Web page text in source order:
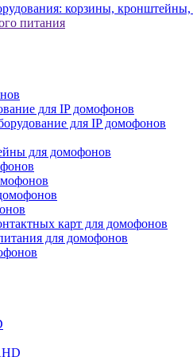
корзины,
питания
для IP домофонов
для IP домофонов
для домофонов
карт для домофонов
для домофонов